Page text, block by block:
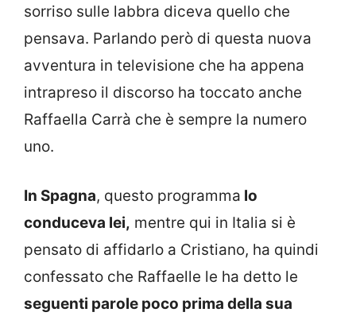
sorriso sulle labbra diceva quello che
pensava. Parlando però di questa nuova
avventura in televisione che ha appena
intrapreso il discorso ha toccato anche
Raffaella Carrà che è sempre la numero
uno.
In Spagna, questo programma lo
conduceva lei, mentre qui in Italia si è
pensato di affidarlo a Cristiano, ha quindi
confessato che Raffaelle le ha detto le
seguenti parole poco prima della sua